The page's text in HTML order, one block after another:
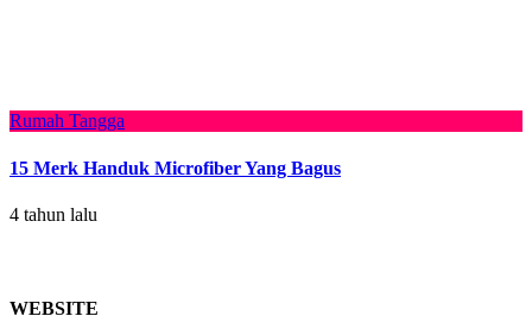
Rumah Tangga
15 Merk Handuk Microfiber Yang Bagus
4 tahun lalu
WEBSITE